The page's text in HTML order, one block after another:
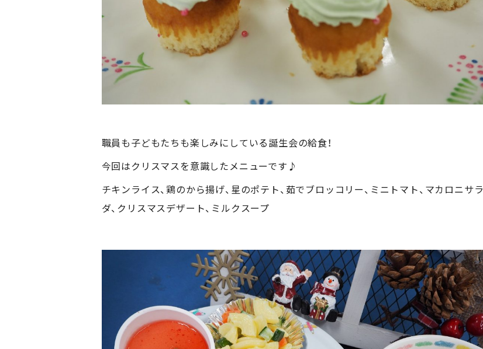
職員も子どもたちも楽しみにしている誕生会の給食！
今回はクリスマスを意識したメニューです♪
チキンライス、鶏のから揚げ、星のポテト、茹でブロッコリー、ミニトマト、マカロニサラ
ダ、クリスマスデザート、ミルクスープ